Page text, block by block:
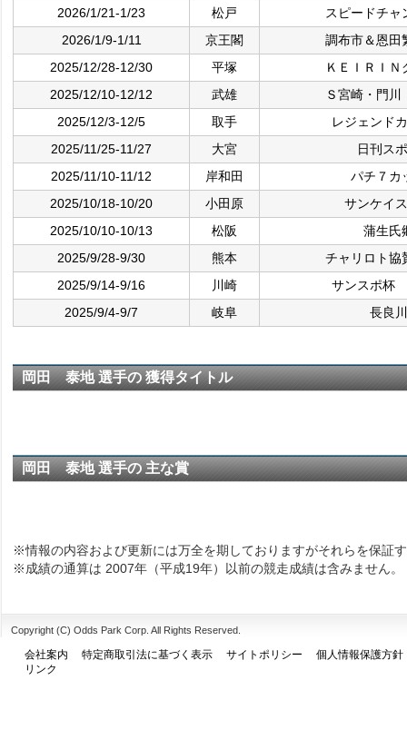
2026/1/21-1/23
松戸
スピードチャ
2026/1/9-1/11
京王閣
調布市＆恩田
2025/12/28-12/30
平塚
ＫＥＩＲＩ
2025/12/10-12/12
武雄
Ｓ宮崎・門
2025/12/3-12/5
取手
レジェンド
2025/11/25-11/27
大宮
日刊ス
2025/11/10-11/12
岸和田
パチ７
2025/10/18-10/20
小田原
サンケイ
2025/10/10-10/13
松阪
蒲生氏
2025/9/28-9/30
熊本
チャリロト協
2025/9/14-9/16
川崎
サンスポ杯
2025/9/4-9/7
岐阜 長良
岡田 泰地 選手の 獲得タイトル
岡田 泰地 選手の 主な賞
※情報の内容および更新には万全を期しておりますがそれらを保証
※成績の通算は 2007年（平成19年）以前の競走成績は含みません。
Copyright (C) Odds Park Corp. All Rights Reserved.
会社案内 特定商取引法に基づく表示 サイトポリシー
個人情報保護方針
リンク